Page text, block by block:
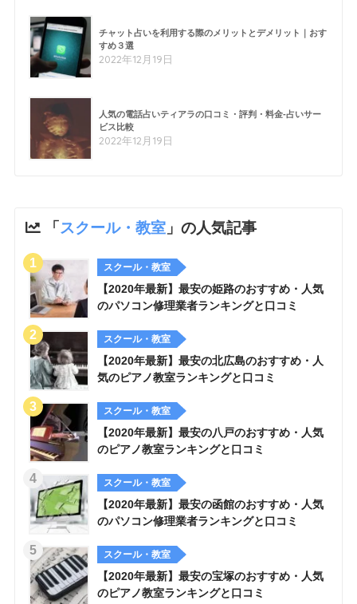
チャット占いを利用する際のメリットとデメリット｜おす
すめ３選
2022年12月19日
人気の電話占いティアラの口コミ・評判・料金-占いサー
ビス比較
2022年12月19日
「スクール・教室」の人気記事
スクール・教室
【2020年最新】最安の姫路のおすすめ・人気
のパソコン修理業者ランキングと口コミ
スクール・教室
【2020年最新】最安の北広島のおすすめ・人
気のピアノ教室ランキングと口コミ
スクール・教室
【2020年最新】最安の八戸のおすすめ・人気
のピアノ教室ランキングと口コミ
スクール・教室
【2020年最新】最安の函館のおすすめ・人気
のパソコン修理業者ランキングと口コミ
スクール・教室
【2020年最新】最安の宝塚のおすすめ・人気
のピアノ教室ランキングと口コミ